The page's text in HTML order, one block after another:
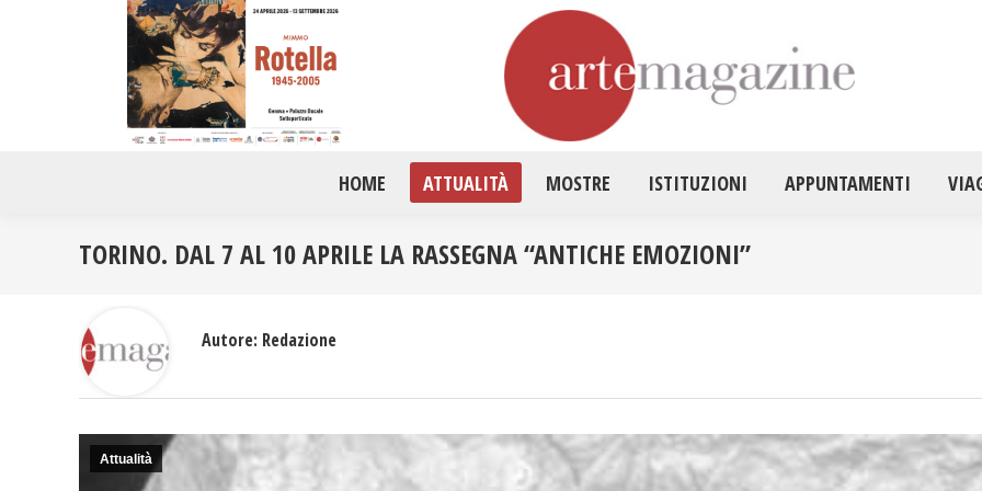
HOME ATTUALITÀ MOSTRE ISTITUZIONI APPUNTAMENTI
TORINO. DAL 7 AL 10 APRILE LA RASSEGNA “ANTICHE EMOZIONI”
Attualità
Autore: Redazione
HOME